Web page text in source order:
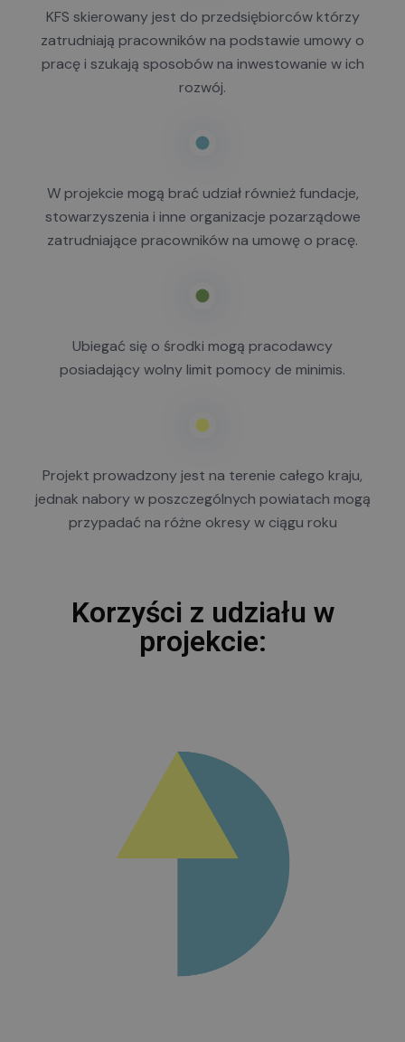
KFS skierowany jest do przedsiębiorców którzy
zatrudniają pracowników na podstawie umowy o
pracę i szukają sposobów na inwestowanie w ich
rozwój.
W projekcie mogą brać udział również fundacje,
stowarzyszenia i inne organizacje pozarządowe
zatrudniające pracowników na umowę o pracę.
Ubiegać się o środki mogą pracodawcy
posiadający wolny limit pomocy de minimis.
Projekt prowadzony jest na terenie całego kraju,
jednak nabory w poszczególnych powiatach mogą
przypadać na różne okresy w ciągu roku
Korzyści z udziału w
projekcie: